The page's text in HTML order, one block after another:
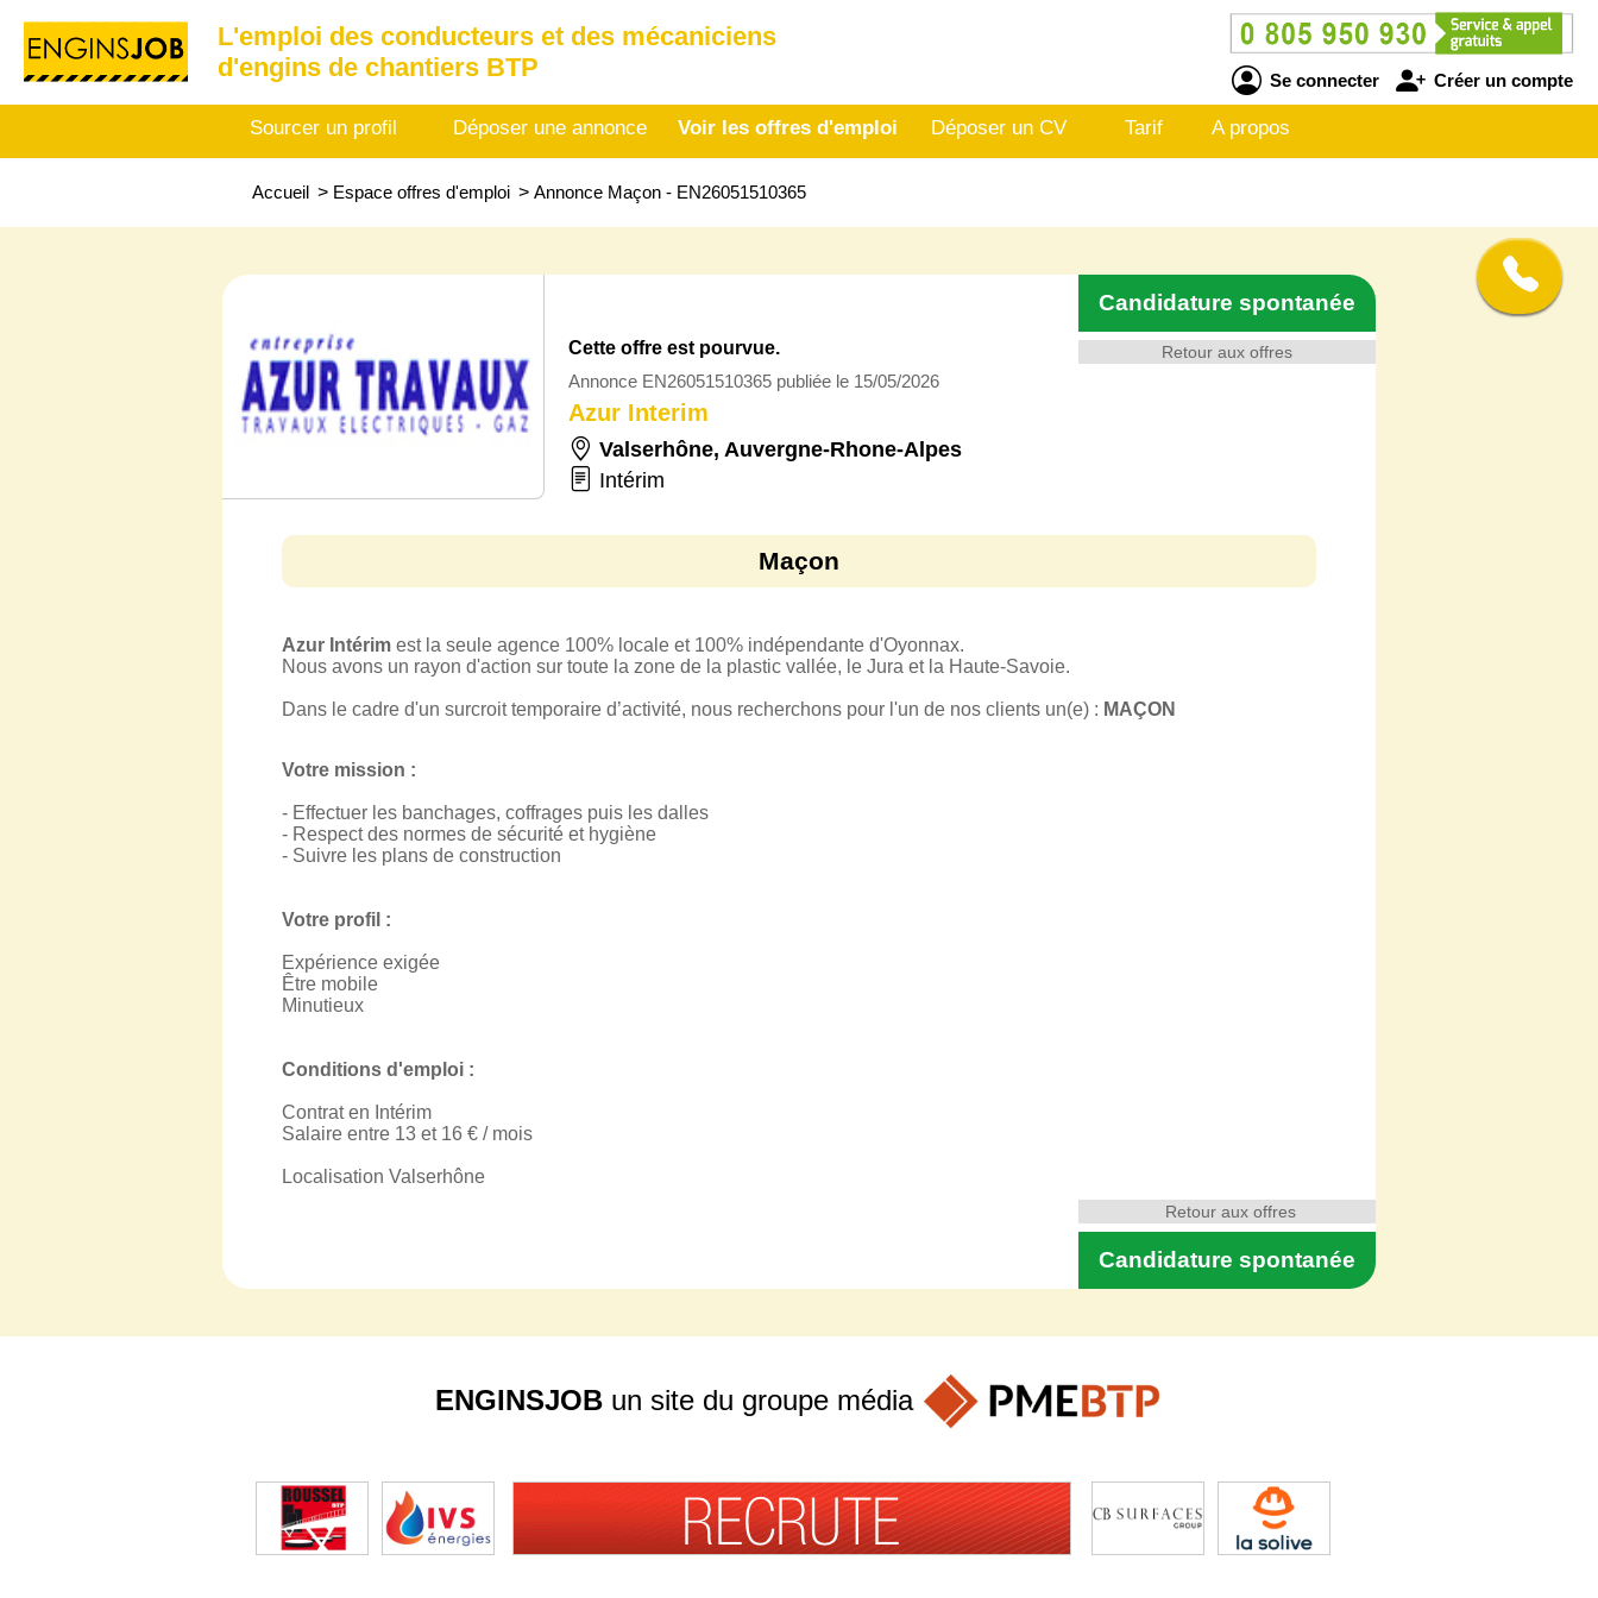
L'emploi des conducteurs et des mécaniciens
d'engins de chantiers BTP
Se connecter Créer un compte
Sourcer un profil Déposer une annonce Voir les offres d'emploi Déposer un CV Tarif A propos
Accueil > Espace offres d'emploi > Annonce Maçon - EN26051510365
Retour aux offres
Candidature spontanée
Cette offre est pourvue.
Annonce EN26051510365 publiée le 15/05/2026
Azur Interim
Valserhône, Auvergne-Rhone-Alpes
Intérim
Maçon
Azur Intérim est la seule agence 100% locale et 100% indépendante d'Oyonnax.
Nous avons un rayon d'action sur toute la zone de la plastic vallée, le Jura et la Haute-Savoie.
Dans le cadre d'un surcroit temporaire d’activité, nous recherchons pour l'un de nos clients un(e) : MAÇON
Votre mission :
- Effectuer les banchages, coffrages puis les dalles
- Respect des normes de sécurité et hygiène
- Suivre les plans de construction
Votre profil :
Expérience exigée
Être mobile
Minutieux
Conditions d'emploi :
Contrat en Intérim
Salaire entre 13 et 16 € / mois
Localisation Valserhône
Candidature spontanée
Retour aux offres
ENGINSJOB un site du groupe média